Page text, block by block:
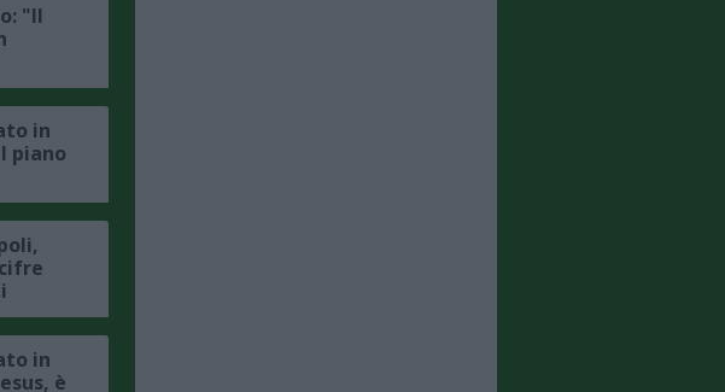
"Il
in
piano
in
è